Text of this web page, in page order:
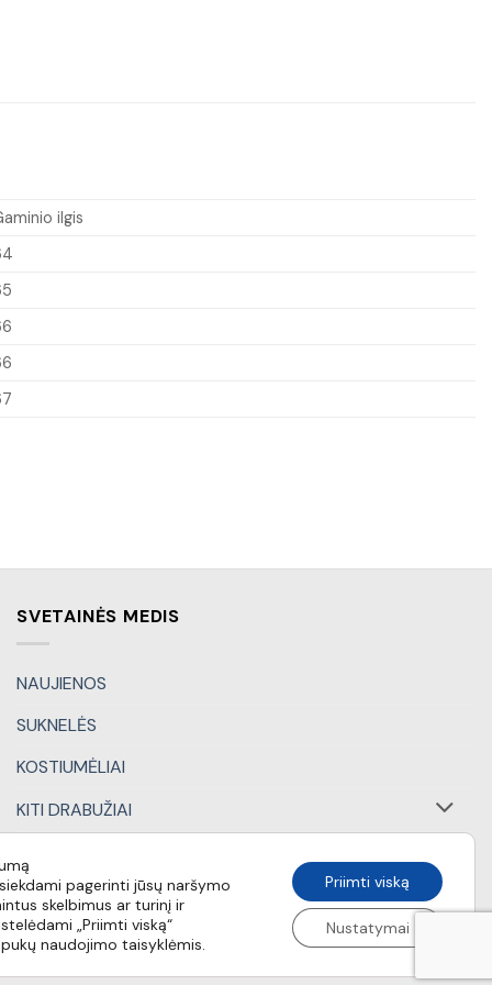
ilgis
SVETAINĖS MEDIS
NAUJIENOS
SUKNELĖS
KOSTIUMĖLIAI
KITI DRABUŽIAI
SPECIALŪS PASIŪLYMAI
pagerinti jūsų naršymo
skelbimus ar turinį ir
„Priimti viską“
naudojimo taisyklėmis.
Priimti viską
Nustatymai